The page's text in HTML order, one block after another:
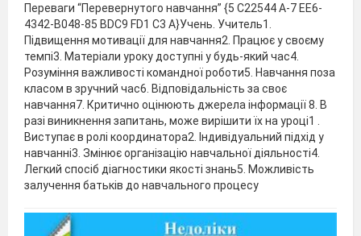
Переваги “Перевернутого навчання” {5 C22544 A-7 EE6-
4342-B048-85 BDC9 FD1 C3 A}Учень. Учитель1.
Підвищення мотивації для навчання2. Працює у своєму
темпі3. Матеріали уроку доступні у будь-який час4.
Розуміння важливості командної роботи5. Навчання поза
класом в зручний час6. Відповідальність за своє
навчання7. Критично оцінюють джерела інформації 8. В
разі виникнення запитань, може вирішити їх на уроці1 .
Виступає в ролі координатора2. Індивідуальний підхід у
навчанні3. Змінює організацію навчальної діяльності4.
Легкий спосіб діагностики якості знань5. Можливість
залучення батьків до навчального процесу